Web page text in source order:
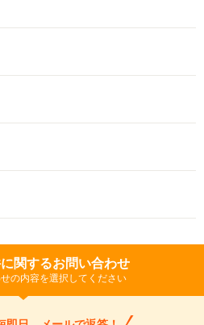
関するお問い合わせ
の内容を選択してください